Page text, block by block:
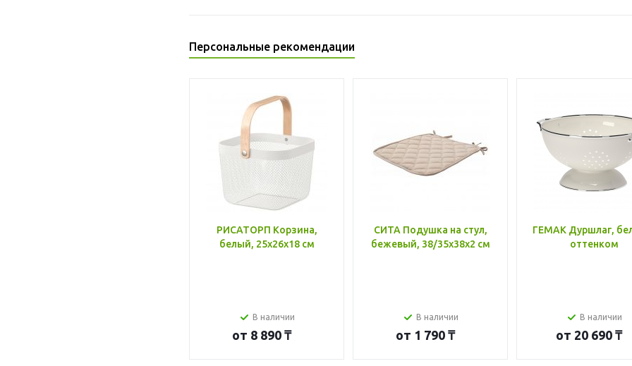
Персональные рекомендации
РИСАТОРП Корзина,
белый, 25x26x18 см
В наличии
от 8 890 ₸
СИТА Подушка на стул,
бежевый, 38/35x38x2 см
В наличии
от 1 790 ₸
ГЕМАК Дуршлаг,
оттенком
В наличии
от 20 690 ₸